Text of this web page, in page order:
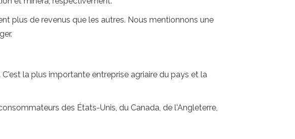
plus de revenus que les autres. Nous mentionnons une
la plus importante entreprise agriaire du pays et la
des États-Unis, du Canada, de l'Angleterre,